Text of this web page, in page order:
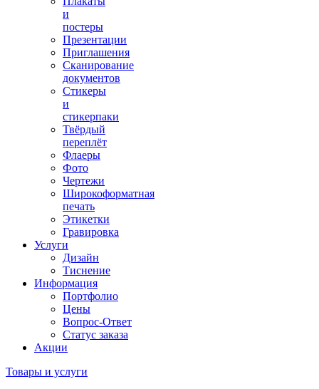
и
постеры
Презентации
Приглашения
Сканирование
документов
Стикеры
и
стикерпаки
Твёрдый
переплёт
Флаеры
Фото
Чертежи
Широкоформатная
печать
Этикетки
Гравировка
Услуги
Дизайн
Тиснение
Информация
Портфолио
Цены
Вопрос-Ответ
Статус заказа
Акции
Товары и услуги